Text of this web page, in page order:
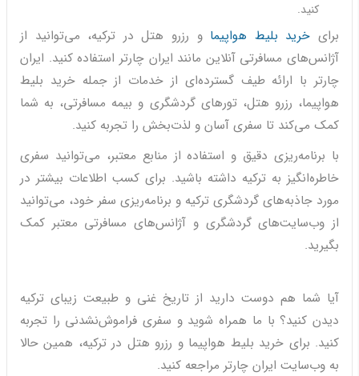
کنید.
برایخرید بلیط هواپیما و رزرو هتل در ترکیه، می‌توانید از
آژانس‌های مسافرتی آنلاین مانند ایران چارتر استفاده کنید. ایران
چارتر با ارائه طیف گسترده‌ای از خدمات از جمله خرید بلیط
هواپیما، رزرو هتل، تورهای گردشگری و بیمه مسافرتی، به شما
کمک می‌کند تا سفری آسان و لذت‌بخش را تجربه کنید.
با برنامه‌ریزی دقیق و استفاده از منابع معتبر، می‌توانید سفری
خاطره‌انگیز به ترکیه داشته باشید. برای کسب اطلاعات بیشتر در
مورد جاذبه‌های گردشگری ترکیه و برنامه‌ریزی سفر خود، می‌توانید
از وب‌سایت‌های گردشگری و آژانس‌های مسافرتی معتبر کمک
بگیرید.
آیا شما هم دوست دارید از تاریخ غنی و طبیعت زیبای ترکیه
دیدن کنید؟ با ما همراه شوید و سفری فراموش‌نشدنی را تجربه
کنید. برای خرید بلیط هواپیما و رزرو هتل در ترکیه، همین حالا
به وب‌سایت ایران چارتر مراجعه کنید.